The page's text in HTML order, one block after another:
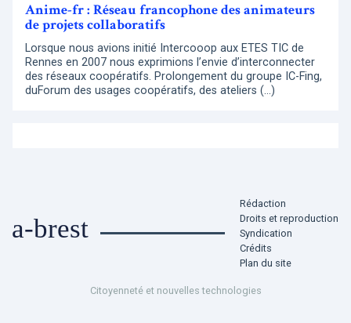
Anime-fr : Réseau francophone des animateurs
de projets collaboratifs
Lorsque nous avions initié Intercooop aux ETES TIC de
Rennes en 2007 nous exprimions l’envie d’interconnecter
des réseaux coopératifs. Prolongement du groupe IC-Fing,
duForum des usages coopératifs, des ateliers (…)
a-brest
Rédaction
Droits et reproduction
Syndication
Crédits
Plan du site
Citoyenneté et nouvelles technologies